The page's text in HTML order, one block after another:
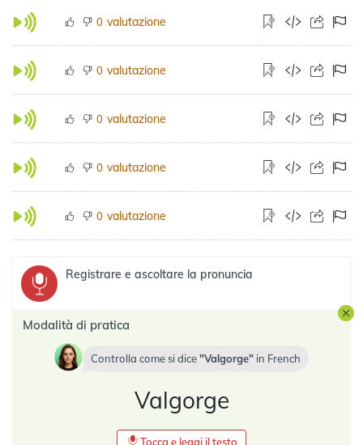
0 valutazione
0 valutazione
0 valutazione
0 valutazione
0 valutazione
Registrare e ascoltare la pronuncia
Modalità di pratica
Controlla come si dice Valgorge in French
Valgorge
Tocca e leggi il testo